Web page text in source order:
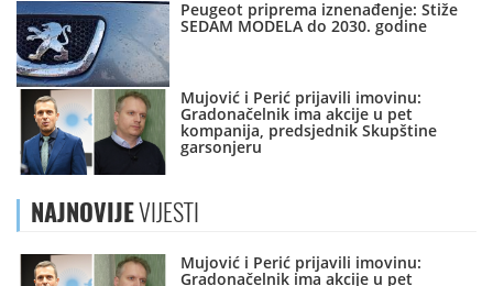
Peugeot priprema iznenađenje: Stiže
SEDAM MODELA do 2030. godine
Mujović i Perić prijavili imovinu:
Gradonačelnik ima akcije u pet
kompanija, predsjednik Skupštine
garsonjeru
NAJNOVIJEVIJESTI
Mujović i Perić prijavili imovinu:
Gradonačelnik ima akcije u pet